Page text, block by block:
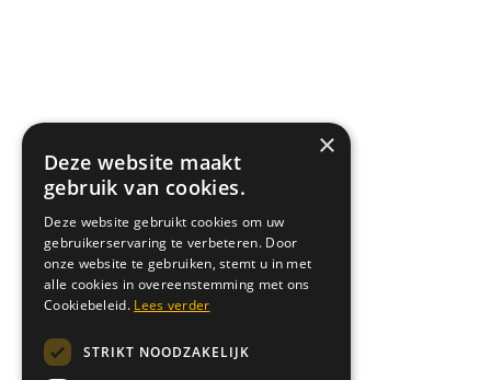
×
Deze website maakt
gebruik van cookies.
Deze website gebruikt cookies om uw
gebruikerservaring te verbeteren. Door
onze website te gebruiken, stemt u in met
alle cookies in overeenstemming met ons
Cookiebeleid. Lees verder
STRIKT NOODZAKELIJK